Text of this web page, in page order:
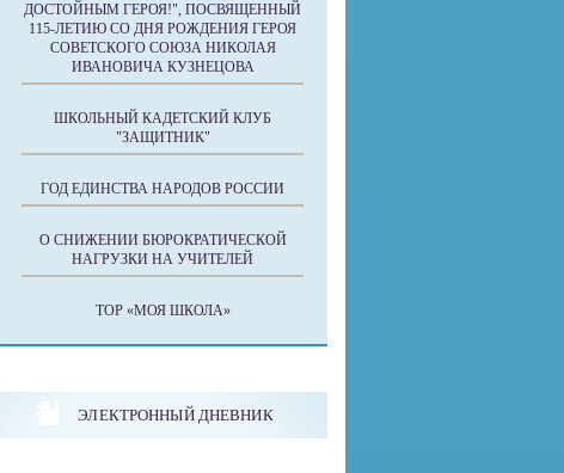
ДОСТОЙНЫМ ГЕРОЯ!", ПОСВЯЩЕННЫЙ
115-ЛЕТИЮ СО ДНЯ РОЖДЕНИЯ ГЕРОЯ
СОВЕТСКОГО СОЮЗА НИКОЛАЯ
ИВАНОВИЧА КУЗНЕЦОВА
ШКОЛЬНЫЙ КАДЕТСКИЙ КЛУБ
"ЗАЩИТНИК"
ГОД ЕДИНСТВА НАРОДОВ РОССИИ
О СНИЖЕНИИ БЮРОКРАТИЧЕСКОЙ
НАГРУЗКИ НА УЧИТЕЛЕЙ
ТОР «МОЯ ШКОЛА»
ЭЛЕКТРОННЫЙ ДНЕВНИК